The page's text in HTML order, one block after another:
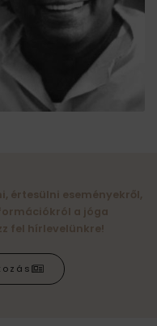
értesülni eseményekről,
a jóga
fel hírlevelünkre!